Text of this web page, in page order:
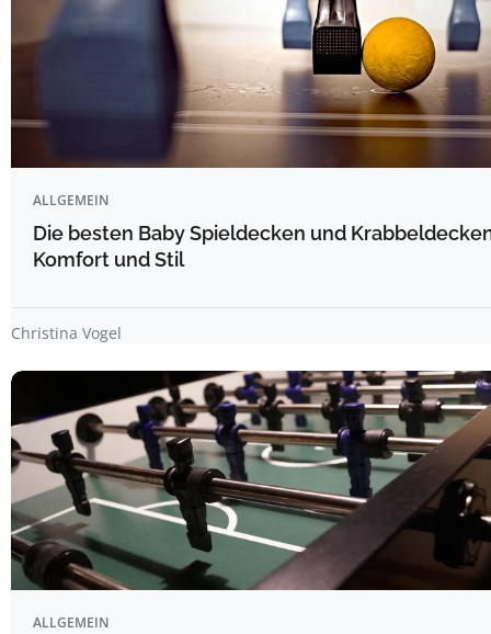
ALLGEMEIN
Die besten Baby Spieldecken und
Komfort und Stil
Christina Vogel
ALLGEMEIN